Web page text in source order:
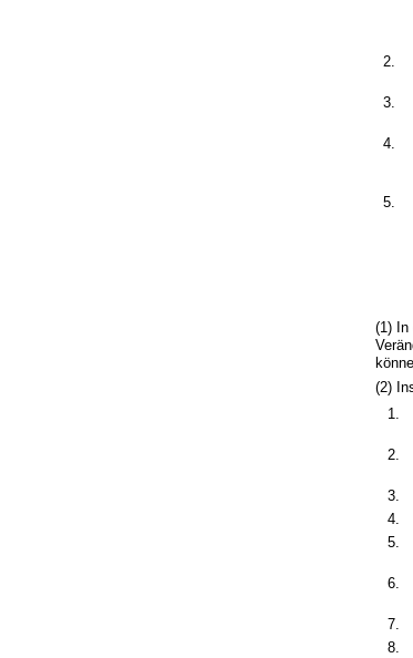
2.
3.
4.
5.
(1) In
(2)
1.
2.
3.
4.
5.
6.
7.
8.